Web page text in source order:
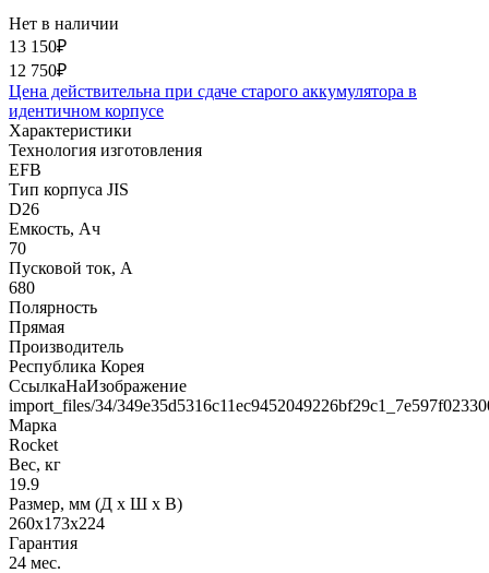
Нет в наличии
13 150₽
12 750₽
Цена действительна при сдаче старого аккумулятора в
идентичном корпусе
Характеристики
Технология изготовления
EFB
Тип корпуса JIS
D26
Емкость, Ач
70
Пусковой ток, А
680
Полярность
Прямая
Производитель
Республика Корея
СсылкаНаИзображение
import_files/34/
Марка
Rocket
Вес, кг
19.9
Размер, мм (Д x Ш x В)
260x173x224
Гарантия
24 мес.